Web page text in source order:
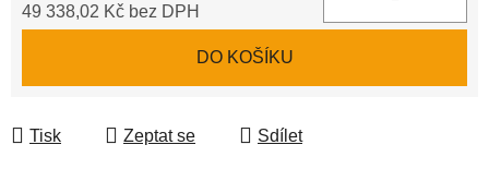
49 338,02 Kč bez DPH
DO KOŠÍKU
Tisk Zeptat se Sdílet